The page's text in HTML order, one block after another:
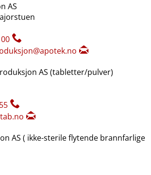
AS
AS (tabletter​/​pulver)
AS ( ikke-sterile flytende brannfarlige